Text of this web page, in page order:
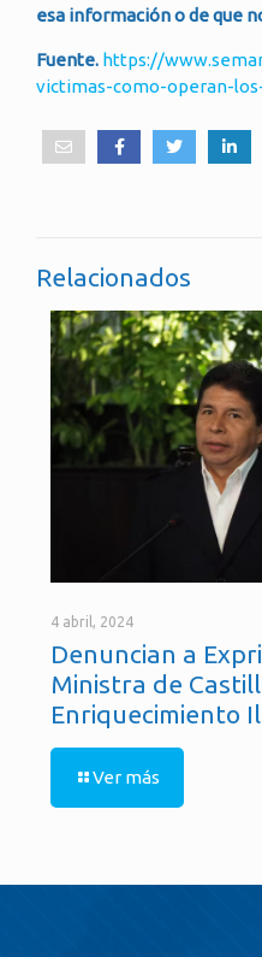
esa información o de que
Fuente. https://
victimas-como-operan-
Relacionados
4 abril, 2024
Denuncian a
Ministra de
Enriquecimiento
Ver más